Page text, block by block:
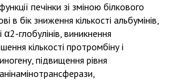
печінки зі зміною білкового
в бік зниження кількості альбумінів,
глобулінів, виникнення
кількості протромбіну і
підвищення рівня